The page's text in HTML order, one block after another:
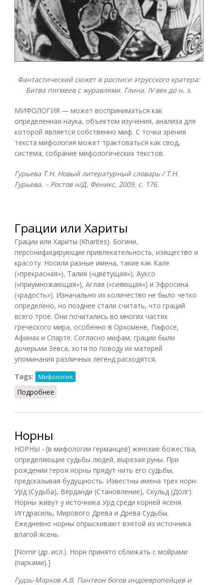
Фантастический сюжет в росписи этрусского кратера:
Битва пигмеев с журавлями. Глина. IV век до н. э.
МИФОЛОГИЯ — может восприниматься как
определенная наука, объектом изучения, анализа для
которой является собственно миф. С точки зрения
текста мифология может трактоваться как свод,
система, собрание мифологических текстов.
Гурьева Т.Н. Новый литературный словарь / Т.Н.
Гурьева. – Ростов н/Д, Феникс, 2009, с. 176.
Грации или Хариты
Грации или Хариты (Kharites). Богини,
персонифицирующие привлекательность, изящество и
красоту. Носили разные имена, такие как Кале
(«прекрасная»), Талия («цветущая»), Ауксо
(«приумножающая»), Аглая («сияющая») и Эфросина
(«радость»). Изначально их количество не было четко
определено, но позднее стали считать, что граций
всего трое. Они почитались во многих частях
греческого мира, особенно в Орхомене, Пафосе,
Афинах и Спарте. Согласно мифам, грации были
дочерьми Зевса, хотя по поводу их матерей
упоминания различных легенд расходятся.
Tags:
Мифология
Подробнее
Норны
НОРНЫ - [в мифологии германцев] женские божества,
определяющие судьбы людей, вырезая руны. При
рождении героя норны прядут нить его судьбы,
предсказывая будущность. Известны имена трех норн:
Урд (Судьба), Верданди (Становление), Скульд (Долг).
Норны живут у источника Урд среди корней ясеня
Иггдрасиль, Мирового Древа и Древа Судьбы.
Ежедневно норны опрыскивают взятой из источника
влагой ясень.
[Nornir (др. исл.). Норн принято сближать с мойрами
(парками).]
Гудзь-Марков А.В. Пантеон богов индоевропейцев и